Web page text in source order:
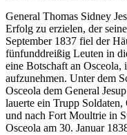
General Thomas Sidney
Erfolg zu erzielen, der
September 1837 fiel der
fünfunddreißig Leuten in
eine Botschaft an Osceola,
aufzunehmen. Unter dem
Osceola dem General
lauerte ein Trupp
und nach Fort Moultrie in
Osceola am 30. Januar